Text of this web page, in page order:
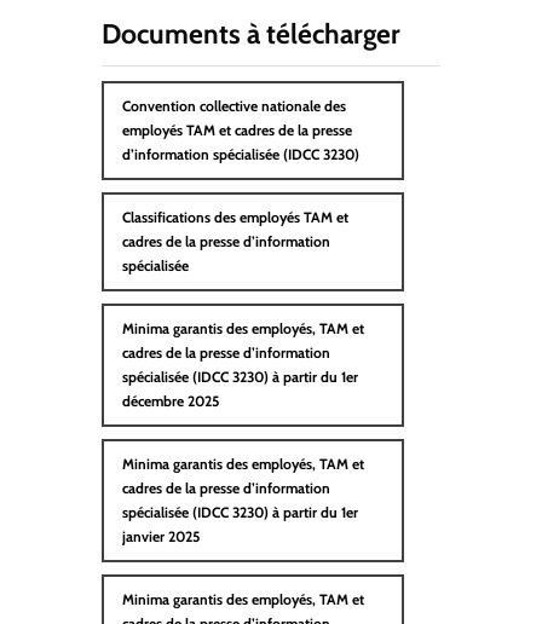
Documents à télécharger
Convention collective nationale des
employés TAM et cadres de la presse
d’information spécialisée (IDCC 3230)
Classifications des employés TAM et
cadres de la presse d’information
spécialisée
Minima garantis des employés, TAM et
cadres de la presse d’information
spécialisée (IDCC 3230) à partir du 1er
décembre 2025
Minima garantis des employés, TAM et
cadres de la presse d’information
spécialisée (IDCC 3230) à partir du 1er
janvier 2025
Minima garantis des employés, TAM et